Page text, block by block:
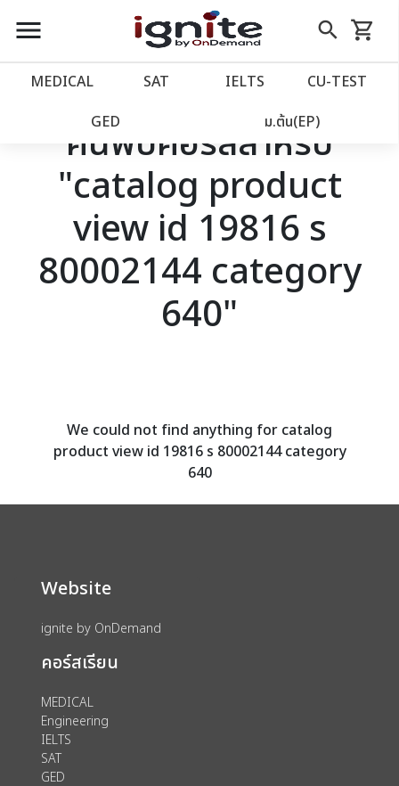
close
account_balance หน้าแรก
เว็บไซต์อิกไนท์
โปรโมชั่น
วางแผนการเรียน
account_circle เข้าสู่ระบบ
menu search
Skip
to
shopping_cart
รถเข็น
MEDICAL SAT IELTS CU‑TEST
GED ม.ต้น(EP)
ค้นพบคอร์สสำหรับ
"catalog product
view id 19816 s
80002144 category
640"
We could not find anything for catalog
product view id 19816 s 80002144 category
640
Website
ignite by OnDemand
คอร์สเรียน
MEDICAL
Engineering
IELTS
SAT
GED